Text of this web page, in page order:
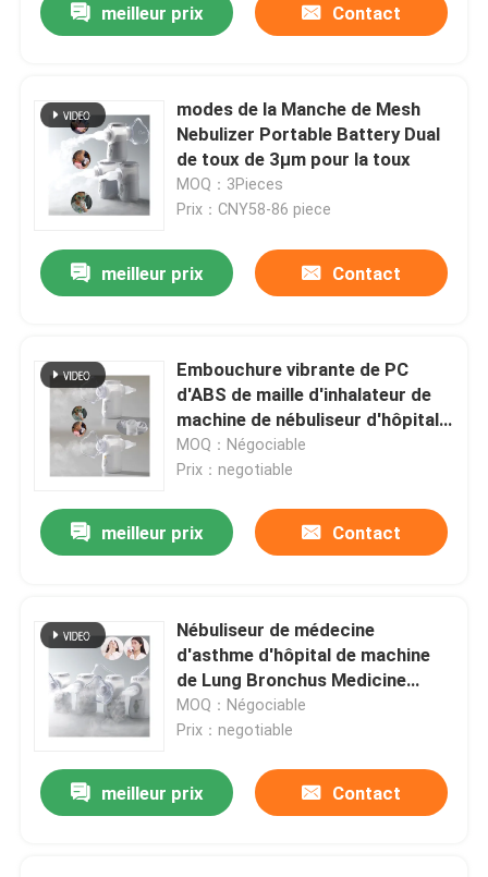
meilleur prix Contact
modes de la Manche de Mesh
Nebulizer Portable Battery Dual
de toux de 3μm pour la toux
MOQ：3Pieces
Prix：CNY58-86 piece
meilleur prix Contact
Embouchure vibrante de PC
d'ABS de maille d'inhalateur de
machine de nébuliseur d'hôpital
de médecine
MOQ：Négociable
Prix：negotiable
meilleur prix Contact
Nébuliseur de médecine
d'asthme d'hôpital de machine
de Lung Bronchus Medicine
Health Nebulizer
MOQ：Négociable
Prix：negotiable
meilleur prix Contact